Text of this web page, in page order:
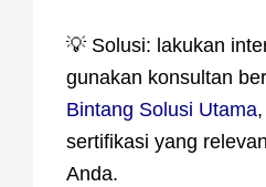
💡 Solusi: lakukan
gunakan konsultan
Bintang Solusi Utama
sertifikasi yang
Anda.